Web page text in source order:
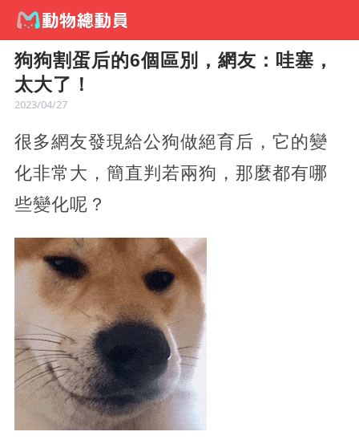
狗狗割蛋后的6個區別，網友：哇塞，
太大了！
2023/04/27
很多網友發現給公狗做絕育后，它的變
化非常大，簡直判若兩狗，那麼都有哪
些變化呢？